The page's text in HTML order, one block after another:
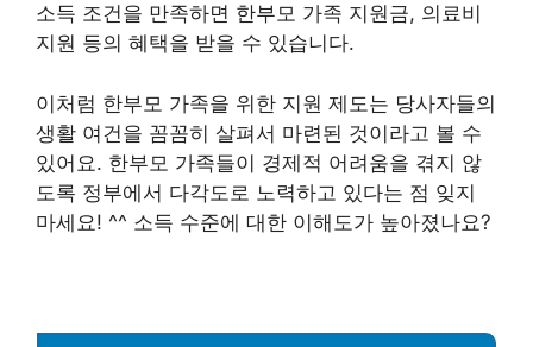
소득 조건을 만족하면 한부모 가족 지원금, 의료비
지원 등의 혜택을 받을 수 있습니다.
이처럼 한부모 가족을 위한 지원 제도는 당사자들의
생활 여건을 꼼꼼히 살펴서 마련된 것이라고 볼 수
있어요. 한부모 가족들이 경제적 어려움을 겪지 않
도록 정부에서 다각도로 노력하고 있다는 점 잊지
마세요! ^^ 소득 수준에 대한 이해도가 높아졌나요?